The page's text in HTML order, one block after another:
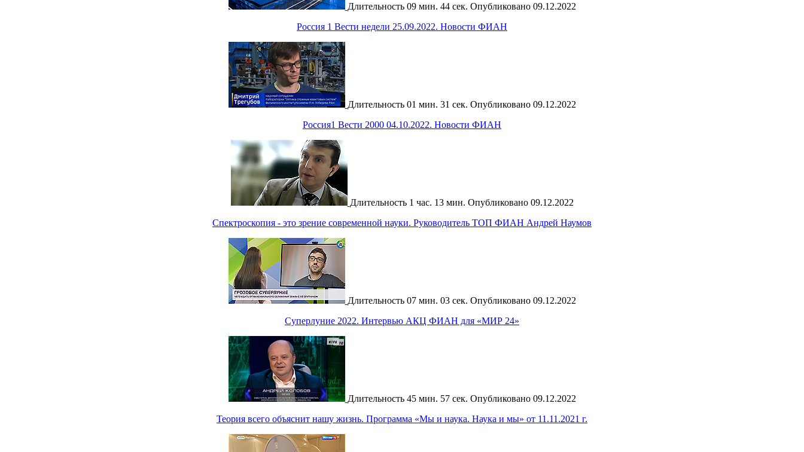
Длительность 09 мин. 44 сек. Опубликовано 09.12.2022
Россия 1 Вести недели 25.09.2022. Новости ФИАН
Длительность 01 мин. 31 сек. Опубликовано 09.12.2022
Россия1 Вести 2000 04.10.2022. Новости ФИАН
Длительность 1 час. 13 мин. Опубликовано 09.12.2022
Спектроскопия - это зрение современной науки. Руководитель ТОП ФИАН Андрей Наумов
Длительность 07 мин. 03 сек. Опубликовано 09.12.2022
Суперлуние 2022. Интервью АКЦ ФИАН для «МИР 24»
Длительность 45 мин. 57 сек. Опубликовано 09.12.2022
Теория всего объяснит нашу жизнь. Программа «Мы и наука. Наука и мы» от 11.11.2021 г.